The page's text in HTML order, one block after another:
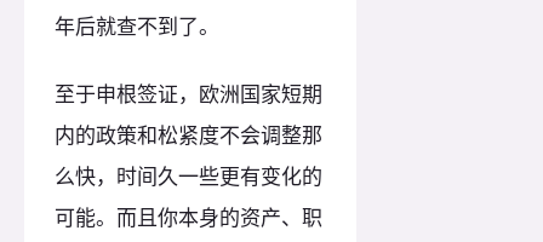
年后就查不到了。
至于申根签证，欧洲国家短期
内的政策和松紧度不会调整那
么快，时间久一些更有变化的
可能。而且你本身的资产、职